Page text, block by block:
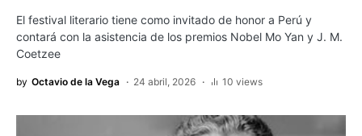
El festival literario tiene como invitado de honor a Perú y
contará con la asistencia de los premios Nobel Mo Yan y J. M.
Coetzee
by Octavio de la Vega 24 abril, 2026 10 views